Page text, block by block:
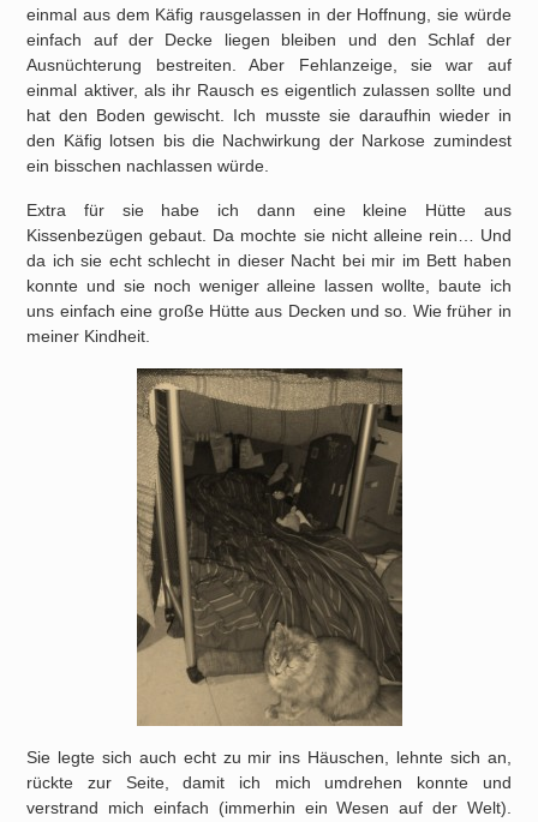
einmal aus dem Käfig rausgelassen in der Hoffnung, sie würde
einfach auf der Decke liegen bleiben und den Schlaf der
Ausnüchterung bestreiten. Aber Fehlanzeige, sie war auf
einmal aktiver, als ihr Rausch es eigentlich zulassen sollte und
hat den Boden gewischt. Ich musste sie daraufhin wieder in
den Käfig lotsen bis die Nachwirkung der Narkose zumindest
ein bisschen nachlassen würde.
Extra für sie habe ich dann eine kleine Hütte aus
Kissenbezügen gebaut. Da mochte sie nicht alleine rein… Und
da ich sie echt schlecht in dieser Nacht bei mir im Bett haben
konnte und sie noch weniger alleine lassen wollte, baute ich
uns einfach eine große Hütte aus Decken und so. Wie früher in
meiner Kindheit.
Sie legte sich auch echt zu mir ins Häuschen, lehnte sich an,
rückte zur Seite, damit ich mich umdrehen konnte und
verstrand mich einfach (immerhin ein Wesen auf der Welt).